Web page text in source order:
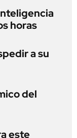
horas
a su
del
este